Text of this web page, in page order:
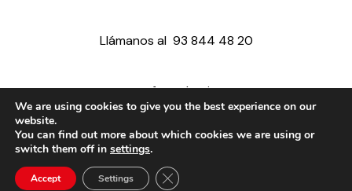
Llámanos al 93 844 48 20
ventas@fenoplastica.com
export@fenoplastica.com
We are using cookies to give you the best experience on our
website.
You can find out more about which cookies we are using or
switch them off in settings.
Accept Settings Close GDPR Cookie Banner